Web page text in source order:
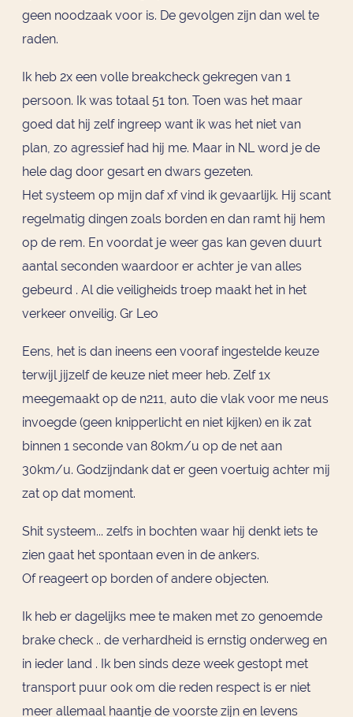
geen noodzaak voor is. De gevolgen zijn dan wel te
raden.
Ik heb 2x een volle breakcheck gekregen van 1
persoon. Ik was totaal 51 ton. Toen was het maar
goed dat hij zelf ingreep want ik was het niet van
plan, zo agressief had hij me. Maar in NL word je de
hele dag door gesart en dwars gezeten.
Het systeem op mijn daf xf vind ik gevaarlijk. Hij scant
regelmatig dingen zoals borden en dan ramt hij hem
op de rem. En voordat je weer gas kan geven duurt
aantal seconden waardoor er achter je van alles
gebeurd . Al die veiligheids troep maakt het in het
verkeer onveilig. Gr Leo
Eens, het is dan ineens een vooraf ingestelde keuze
terwijl jijzelf de keuze niet meer heb. Zelf 1x
meegemaakt op de n211, auto die vlak voor me neus
invoegde (geen knipperlicht en niet kijken) en ik zat
binnen 1 seconde van 80km/u op de net aan
30km/u. Godzijndank dat er geen voertuig achter mij
zat op dat moment.
Shit systeem... zelfs in bochten waar hij denkt iets te
zien gaat het spontaan even in de ankers.
Of reageert op borden of andere objecten.
Ik heb er dagelijks mee te maken met zo genoemde
brake check .. de verhardheid is ernstig onderweg en
in ieder land . Ik ben sinds deze week gestopt met
transport puur ook om die reden respect is er niet
meer allemaal haantje de voorste zijn en levens